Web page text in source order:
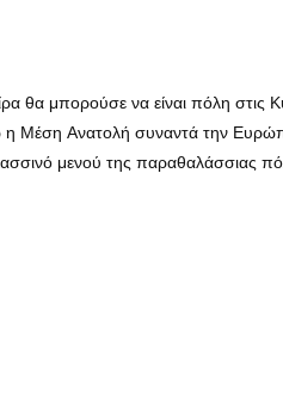
θα μπορούσε να είναι πόλη στις
η Μέση Ανατολή συναντά την
μενού της παραθαλάσσιας